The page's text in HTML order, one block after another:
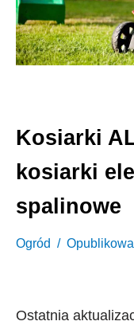
Kosiarki
kosiarki
spalinowe
Ogród
Ostatnia